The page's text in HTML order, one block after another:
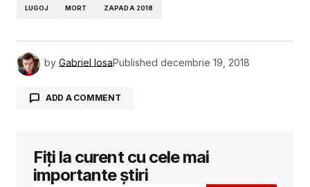
LUGOJ MORT ZAPADA 2018
by Gabriel IosaPublished decembrie 19, 2018
ADD A COMMENT
Adresa ta de email nu va fi publicată.
Câmpurile obligatorii sunt marcate cu
Fiți la curent cu cele mai
importante știri